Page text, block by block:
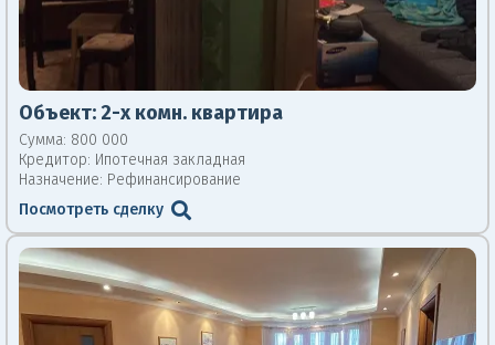
Объект: 2-х комн. квартира
Сумма: 800 000
Кредитор: Ипотечная закладная
Назначение: Рефинансирование
Посмотреть сделку